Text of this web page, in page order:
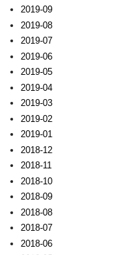
2019-09
2019-08
2019-07
2019-06
2019-05
2019-04
2019-03
2019-02
2019-01
2018-12
2018-11
2018-10
2018-09
2018-08
2018-07
2018-06